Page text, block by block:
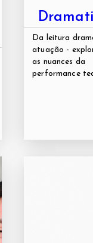
Da leitura
atuação -
as nuances da
performance